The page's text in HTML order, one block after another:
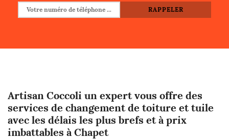
Artisan Coccoli un expert vous offre des
services de changement de toiture et tuile
avec les délais les plus brefs et à prix
imbattables à Chapet